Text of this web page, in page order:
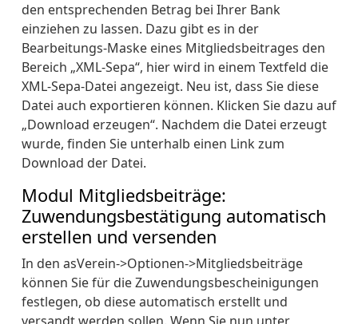
den entsprechenden Betrag bei Ihrer Bank
einziehen zu lassen. Dazu gibt es in der
Bearbeitungs-Maske eines Mitgliedsbeitrages den
Bereich „XML-Sepa“, hier wird in einem Textfeld die
XML-Sepa-Datei angezeigt. Neu ist, dass Sie diese
Datei auch exportieren können. Klicken Sie dazu auf
„Download erzeugen“. Nachdem die Datei erzeugt
wurde, finden Sie unterhalb einen Link zum
Download der Datei.
Modul Mitgliedsbeiträge:
Zuwendungsbestätigung automatisch
erstellen und versenden
In den asVerein->Optionen->Mitgliedsbeiträge
können Sie für die Zuwendungsbescheinigungen
festlegen, ob diese automatisch erstellt und